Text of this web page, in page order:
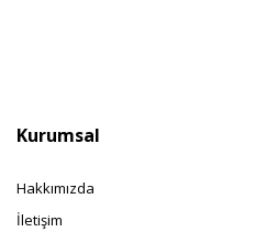
Kurumsal
Hakkımızda
İletişim